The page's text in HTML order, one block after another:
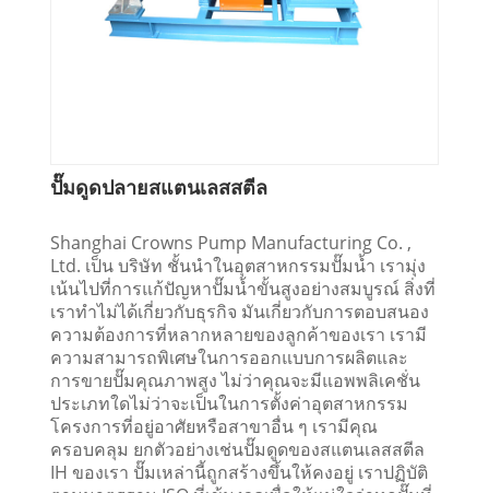
ปั๊มดูดปลายสแตนเลสสตีล
Shanghai Crowns Pump Manufacturing Co. ,
Ltd. เป็น บริษัท ชั้นนำในอุตสาหกรรมปั๊มน้ำ เรามุ่ง
เน้นไปที่การแก้ปัญหาปั๊มน้ำขั้นสูงอย่างสมบูรณ์ สิ่งที่
เราทำไม่ได้เกี่ยวกับธุรกิจ มันเกี่ยวกับการตอบสนอง
ความต้องการที่หลากหลายของลูกค้าของเรา เรามี
ความสามารถพิเศษในการออกแบบการผลิตและ
การขายปั๊มคุณภาพสูง ไม่ว่าคุณจะมีแอพพลิเคชั่น
ประเภทใดไม่ว่าจะเป็นในการตั้งค่าอุตสาหกรรม
โครงการที่อยู่อาศัยหรือสาขาอื่น ๆ เรามีคุณ
ครอบคลุม ยกตัวอย่างเช่นปั๊มดูดของสแตนเลสสตีล
IH ของเรา ปั๊มเหล่านี้ถูกสร้างขึ้นให้คงอยู่ เราปฏิบัติ